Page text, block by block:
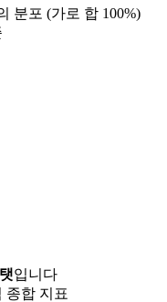
분포 (가로 합 100%)
입니다
종합 지표